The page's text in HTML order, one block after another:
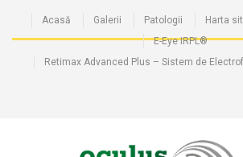
Acasă Galerii Patologii Harta
E-Eye IRPL®
Retimax Advanced Plus – Sistem de